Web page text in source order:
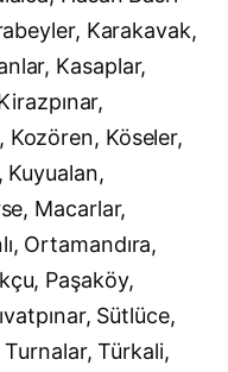
Karakavak,
Kasaplar,
Kozören, Köseler,
Kuyualan,
Macarlar,
Ortamandıra,
Paşaköy,
Sütlüce,
Türkali,